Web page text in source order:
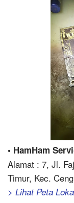
• HamHam
Alamat : 7, Jl.
Timur, Kec.
> Lihat Peta